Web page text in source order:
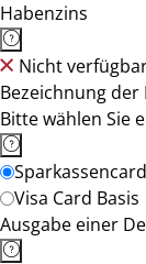
Habenzins
Nicht
Bezeichnung
Bitte wählen Sie
Sparkassencard
Visa Card Basis
Ausgabe einer